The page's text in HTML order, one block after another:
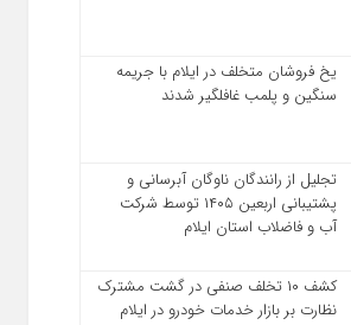
یخ‌ فروشان متخلف در ایلام با جریمه
سنگین و پلمب غافلگیر شدند
تجلیل از رانندگان ناوگان آبرسانی و
پشتیبانی اربعین ۱۴۰۵ توسط شرکت
آب و فاضلاب استان ایلام
کشف ۱۰ تخلف صنفی در گشت مشترک
نظارت بر بازار خدمات خودرو در ایلام